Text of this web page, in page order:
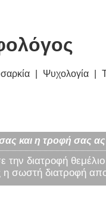
Ψυχολογία
και η τροφή σας
διατροφή
σωστή διατροφή